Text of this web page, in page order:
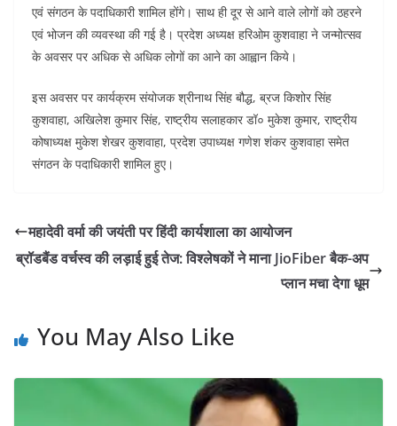
एवं संगठन के पदाधिकारी शामिल होंगे। साथ ही दूर से आने वाले लोगों को ठहरने
एवं भोजन की व्यवस्था की गई है। प्रदेश अध्यक्ष हरिओम कुशवाहा ने जन्मोत्सव
के अवसर पर अधिक से अधिक लोगों का आने का आह्वान किये।
इस अवसर पर कार्यक्रम संयोजक श्रीनाथ सिंह बौद्ध, ब्रज किशोर सिंह
कुशवाहा, अखिलेश कुमार सिंह, राष्ट्रीय सलाहकार डॉ० मुकेश कुमार, राष्ट्रीय
कोषाध्यक्ष मुकेश शेखर कुशवाहा, प्रदेश उपाध्यक्ष गणेश शंकर कुशवाहा समेत
संगठन के पदाधिकारी शामिल हुए।
महादेवी वर्मा की जयंती पर हिंदी कार्यशाला का आयोजन
ब्रॉडबैंड वर्चस्व की लड़ाई हुई तेज: विश्लेषकों ने माना JioFiber बैक-अप
प्लान मचा देगा धूम
You May Also Like